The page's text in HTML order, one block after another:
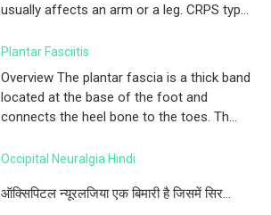
usually affects an arm or a leg. CRPS typ...
Plantar Fasciitis
Overview The plantar fascia is a thick band
located at the base of the foot and
connects the heel bone to the toes. Th...
Occipital Neuralgia Hindi
ऑक्सिपिटल न्यूरलजिया एक बिमारी है जिसमें सिर...